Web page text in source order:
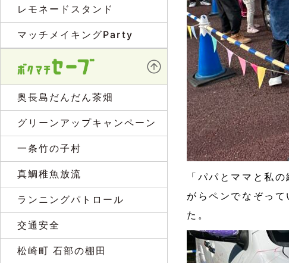
レモネードスタンド
マッチメイキングParty
奥長島だんだん茶畑
グリーンアップキャンペーン
一条竹の子村
真鯛稚魚放流
ランニングパトロール
交通安全
松崎町 石部の棚田
「パパとママと私
がらペンでなぞっ
た。